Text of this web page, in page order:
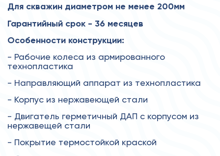
Для скважин диаметром не менее 200мм
Гарантийный срок - 36 месяцев
Особенности конструкции:
- Рабочие колеса из армированного
технопластика
- Направляющий аппарат из технопластика
- Корпус из нержавеющей стали
- Двигатель герметичный ДАП с корпусом из
нержавещей стали
- Покрытие термостойкой краской